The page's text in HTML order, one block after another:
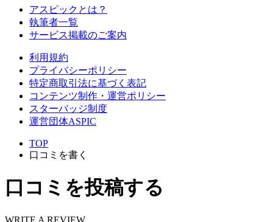
アスピックとは？
執筆者一覧
サービス掲載のご案内
利用規約
プライバシーポリシー
特定商取引法に基づく表記
コンテンツ制作・運営ポリシー
スターバッジ制度
運営団体ASPIC
TOP
口コミを書く
口コミを投稿する
WRITE A REVIEW